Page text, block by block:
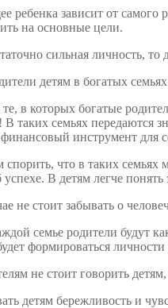
ребенка зависит от самого
на основные цели.
сильная личность,
детям в богатых
в которых богатые
таких семьях передаются
финансовый инструмент для
что в таких семьях
В детям легче
не стоит забывать о
семье родители будут
формироваться личности
не стоит говорить
детям бережливость и